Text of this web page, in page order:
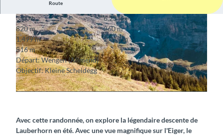
© Markus Schluep, Berner Wanderwege
Route
3:00 h
6,23 km
820 m
260 m
1.499 m
2.315 m
816 m
Départ: Wengen (Allmend)
Objectif: Kleine Scheidegg
Avec cette randonnée, on explore la légendaire descente de
Lauberhorn en été. Avec une vue magnifique sur l'Eiger, le